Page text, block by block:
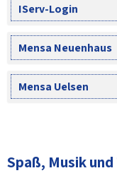
IServ-Login
Mensa Neuenhaus
Mensa Uelsen
Spaß, Musik